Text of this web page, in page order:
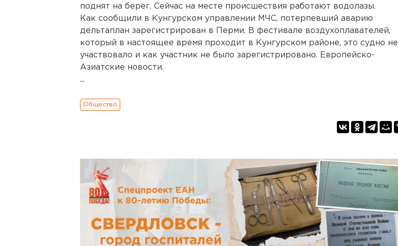
поднят на берег. Сейчас на месте происшествия работают водолазы.
Как сообщили в Кунгурском управлении МЧС, потерпевший аварию
дельтаплан зарегистрирован в Перми. В фестивале воздухоплавателей,
который в настоящее время проходит в Кунгурском районе, это судно не
участвовало и как участник не было зарегистрировано. Европейско-
Азиатские новости.
...
Общество